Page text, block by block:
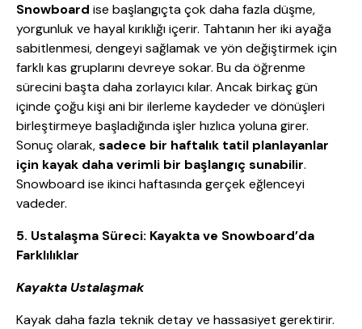
Snowboard ise başlangıçta çok daha fazla düşme,
yorgunluk ve hayal kırıklığı içerir. Tahtanın her iki ayağa
sabitlenmesi, dengeyi sağlamak ve yön değiştirmek için
farklı kas gruplarını devreye sokar. Bu da öğrenme
sürecini başta daha zorlayıcı kılar. Ancak birkaç gün
içinde çoğu kişi ani bir ilerleme kaydeder ve dönüşleri
birleştirmeye başladığında işler hızlıca yoluna girer.
Sonuç olarak,sadece bir haftalık tatil planlayanlar
için kayak daha verimli bir başlangıç sunabilir.
Snowboard ise ikinci haftasında gerçek eğlenceyi
vadeder.
5. Ustalaşma Süreci: Kayakta ve Snowboard’da
Farklılıklar
Kayakta Ustalaşmak
Kayak daha fazla teknik detay ve hassasiyet gerektirir.